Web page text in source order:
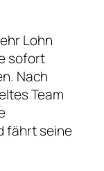
Lohn
sofort
Nach
Team
fährt seine